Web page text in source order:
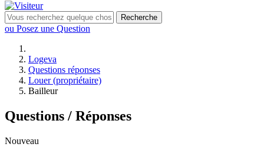
Recherche
ou Posez une Question
Logeva
Questions réponses
Louer (propriétaire)
Bailleur
Questions / Réponses
Nouveau